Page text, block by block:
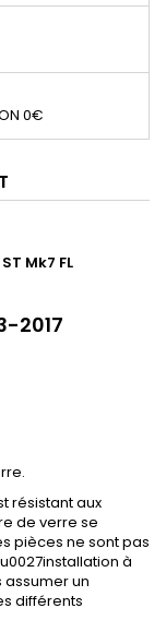
0€
Mk7 FL
2017
résistant aux
de verre se
pièces ne sont pas
à
un
différents